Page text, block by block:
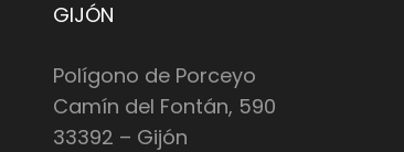
GIJÓN
Polígono de Porceyo
Camín del Fontán, 590
33392 – Gijón